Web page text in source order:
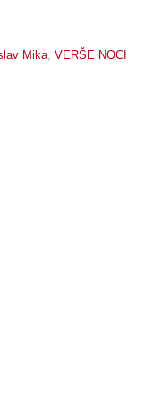
Mika VERŠE NOCI